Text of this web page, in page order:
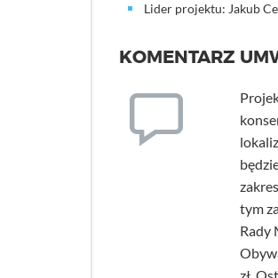
Lider projektu: Jakub
KOMENTARZ
tym
Rady